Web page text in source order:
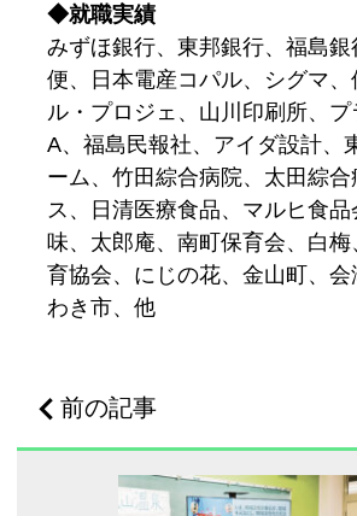
◆就職実績
みずほ銀行、東邦銀行、福島
便、日本電産コパル、シグマ、
ル・プロジェ、山川印刷所、
A、福島民報社、アイダ設計、
ーム、竹田綜合病院、太田綜合
ス、日清医療食品、マルヒ食
味、太郎庵、南町保育会、白
育協会、にじの花、金山町、
わき市、他
前の記事